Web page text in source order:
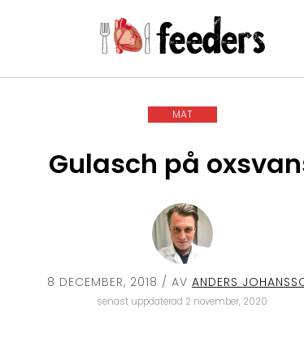
MAT
Gulasch på
8 DECEMBER, 2018 / AV ANDERS
senast uppdaterad 2 november, 2020